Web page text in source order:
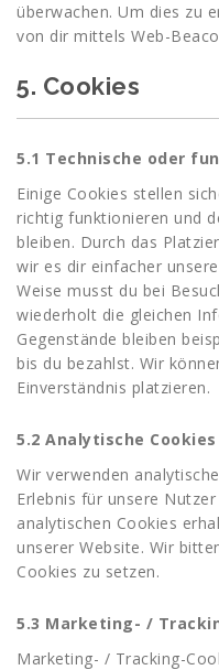
überwachen. Um dies zu
von dir mittels Web-
5. Cookies
5.1 Technische oder
Einige Cookies stellen
richtig funktionieren und
bleiben. Durch das
wir es dir einfacher
Weise musst du bei
wiederholt die gleichen
Gegenstände bleiben
bis du bezahlst. Wir
Einverständnis platzieren.
5.2 Analytische Cookies
Wir verwenden
Erlebnis für unsere
analytischen Cookies
unserer Website. Wir
Cookies zu setzen.
5.3 Marketing- /
Marketing- / Tracking-